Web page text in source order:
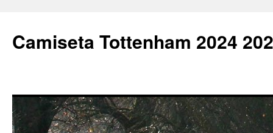
Camiseta Tottenham 2024